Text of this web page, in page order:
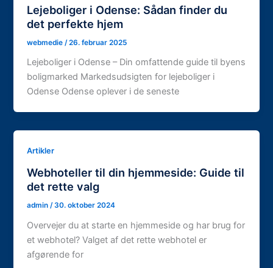
Lejeboliger i Odense: Sådan finder du
det perfekte hjem
webmedie /26. februar 2025
Lejeboliger i Odense – Din omfattende guide til byens
boligmarked Markedsudsigten for lejeboliger i
Odense Odense oplever i de seneste
Artikler
Webhoteller til din hjemmeside: Guide til
det rette valg
admin/30. oktober 2024
Overvejer du at starte en hjemmeside og har brug for
et webhotel? Valget af det rette webhotel er
afgørende for